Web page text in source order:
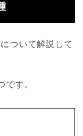
ついて解説して
です。